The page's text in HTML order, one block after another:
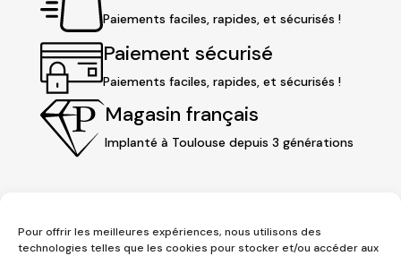
Pour offrir les meilleures expériences, nous utilisons des
technologies telles que les cookies pour stocker et/ou accéder aux
Paiements faciles, rapides, et sécurisés !
Paiement sécurisé
Paiements faciles, rapides, et sécurisés !
Magasin français
Implanté à Toulouse depuis 3 générations